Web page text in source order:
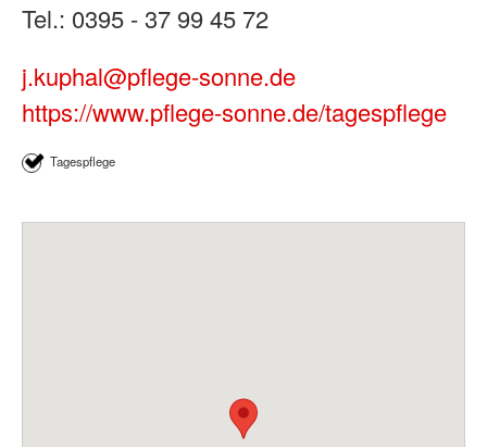
Tel.: 0395 - 37 99 45 72
j.kuphal@pflege-sonne.de
https://www.pflege-sonne.de/tagespflege
Tagespflege